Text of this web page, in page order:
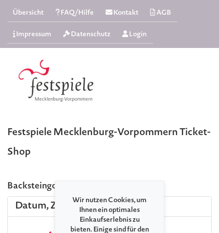
Übersicht FAQ/Hilfe Kontakt AGB
Impressum Datenschutz Login
Festspiele Mecklenburg-Vorpommern Ticket-
Shop
Backsteingotik-Führung (EuRoB e.V.)
Datum, Zeit und Ort
Wir nutzen Cookies, um
Ihnen ein optimales
Einkaufserlebnis zu
bieten. Einige sind für den